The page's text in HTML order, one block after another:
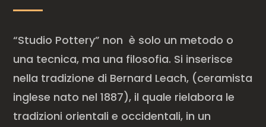
“Studio Pottery” non è solo un metodo o
una tecnica, ma una filosofia. Si inserisce
nella tradizione di Bernard Leach, (ceramista
inglese nato nel 1887), il quale rielabora le
tradizioni orientali e occidentali, in un